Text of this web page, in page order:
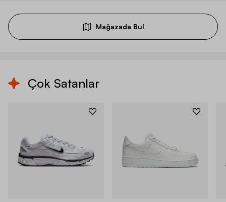
Mağazada Bul
Çok Satanlar